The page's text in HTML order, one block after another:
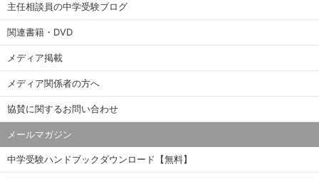
主任相談員の中学受験ブログ
関連書籍・DVD
メディア掲載
メディア関係者の方へ
協賛に関するお問い合わせ
メールマガジン
中学受験ハンドブックダウンロード【無料】